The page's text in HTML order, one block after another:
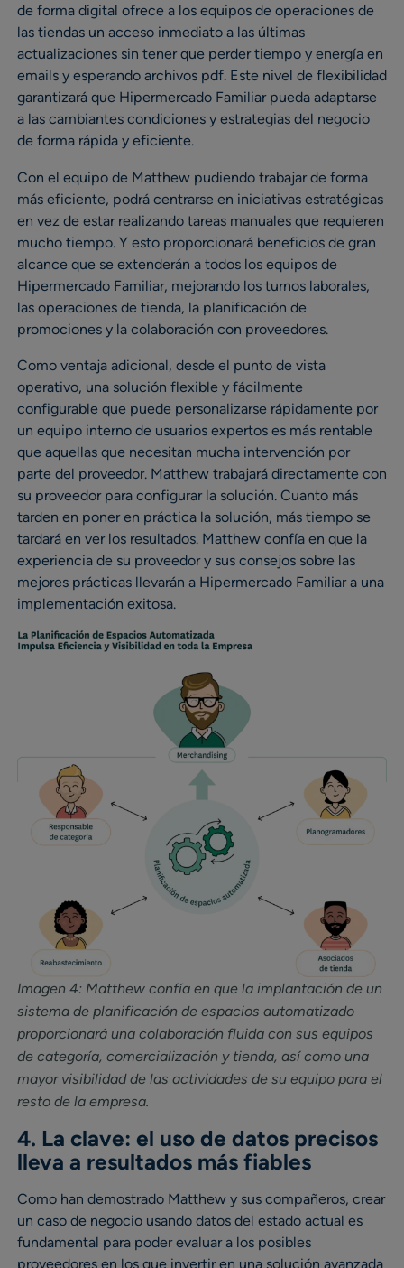
de forma digital ofrece a los equipos de operaciones de
las tiendas un acceso inmediato a las últimas
actualizaciones sin tener que perder tiempo y energía en
emails y esperando archivos pdf. Este nivel de flexibilidad
garantizará que Hipermercado Familiar pueda adaptarse
a las cambiantes condiciones y estrategias del negocio
de forma rápida y eficiente.
Con el equipo de Matthew pudiendo trabajar de forma
más eficiente, podrá centrarse en iniciativas estratégicas
en vez de estar realizando tareas manuales que requieren
mucho tiempo. Y esto proporcionará beneficios de gran
alcance que se extenderán a todos los equipos de
Hipermercado Familiar, mejorando los turnos laborales,
las operaciones de tienda, la planificación de
promociones y la colaboración con proveedores.
Como ventaja adicional, desde el punto de vista
operativo, una solución flexible y fácilmente
configurable que puede personalizarse rápidamente por
un equipo interno de usuarios expertos es más rentable
que aquellas que necesitan mucha intervención por
parte del proveedor. Matthew trabajará directamente con
su proveedor para configurar la solución. Cuanto más
tarden en poner en práctica la solución, más tiempo se
tardará en ver los resultados. Matthew confía en que la
experiencia de su proveedor y sus consejos sobre las
mejores prácticas llevarán a Hipermercado Familiar a una
implementación exitosa.
Imagen 4: Matthew confía en que la implantación de un
sistema de planificación de espacios automatizado
proporcionará una colaboración fluida con sus equipos
de categoría, comercialización y tienda, así como una
mayor visibilidad de las actividades de su equipo para el
resto de la empresa.
4. La clave: el uso de datos precisos
lleva a resultados más fiables
Como han demostrado Matthew y sus compañeros, crear
un caso de negocio usando datos del estado actual es
fundamental para poder evaluar a los posibles
proveedores en los que invertir en una solución avanzada